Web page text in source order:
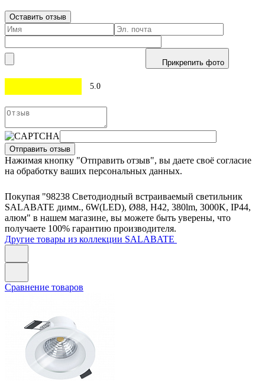
Оставить отзыв
Прикрепить фото
5.0
Отправить отзыв
Нажимая кнопку "Отправить отзыв", вы даете своё согласие
на обработку ваших персональных данных.
Покупая "98238 Светодиодный встраиваемый светильник
SALABATE димм., 6W(LED), Ø88, H42, 380lm, 3000K, IP44,
алюм" в нашем магазине, вы можете быть уверены, что
получаете 100% гарантию производителя.
Другие товары из коллекции SALABATE
Сравнение товаров